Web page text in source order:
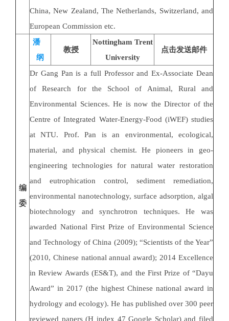
China, New Zealand, The Netherlands, Switzerland, and
European Commission etc.
编
委
潘
纲
教授
Nottingham Trent
University
点击发送邮件
Dr Gang Pan is a full Professor and Ex-Associate Dean
of Research for the School of Animal, Rural and
Environmental Sciences. He is now the Director of the
Centre of Integrated Water-Energy-Food (iWEF) studies
at NTU. Prof. Pan is an environmental, ecological,
material, and physical chemist. He pioneers in geo-
engineering technologies for natural water restoration
and eutrophication control, sediment remediation,
environmental nanotechnology, surface adsorption, algal
biotechnology and synchrotron techniques. He was
awarded National First Prize of Environmental Science
and Technology of China (2009); “Scientists of the Year”
(2010, Chinese national annual award); 2014 Excellence
in Review Awards (ES&T), and the First Prize of “Dayu
Award” in 2017 (the highest Chinese national award in
hydrology and ecology). He has published over 300 peer
reviewed papers (H index 47 Google Scholar) and filed